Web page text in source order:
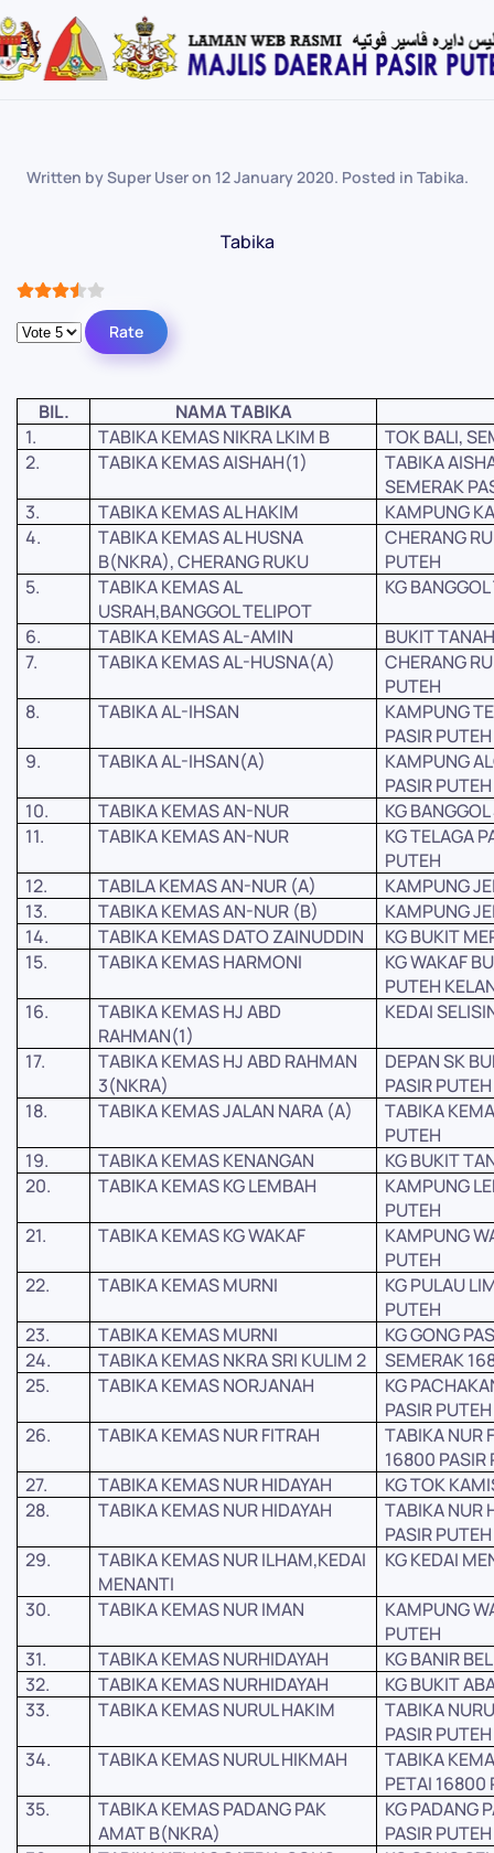
Skip
Written by Super User on 12 January 2020. Posted in Tabika.
Tabika
User Rating:
Please Rate
BIL.
NAMA TABIKA
1.
TABIKA KEMAS NIKRA LKIM B
TOK BALI,
2.
TABIKA KEMAS AISHAH(1)
TABIKA
SEMERAK
3.
TABIKA KEMAS AL HAKIM
KAMPUNG
4.
TABIKA KEMAS AL HUSNA
B(NKRA), CHERANG RUKU
CHERANG
PUTEH
5.
TABIKA KEMAS AL
USRAH,BANGGOL TELIPOT
KG
6. TABIKA KEMAS AL-AMIN
BUKIT
7.
TABIKA KEMAS AL-HUSNA(A)
CHERANG
PUTEH
8.
TABIKA AL-IHSAN
KAMPUNG
PASIR PUTEH
9.
TABIKA AL-IHSAN(A)
KAMPUNG
PASIR PUTEH
10.
TABIKA KEMAS AN-NUR
KG
11.
TABIKA KEMAS AN-NUR
KG TELAGA
PUTEH
12.
TABILA KEMAS AN-NUR (A)
KAMPUNG
13.
TABIKA KEMAS AN-NUR (B)
KAMPUNG
14.
TABIKA KEMAS DATO ZAINUDDIN
KG BUKIT
15.
TABIKA KEMAS HARMONI
KG WAKAF
PUTEH
16.
TABIKA KEMAS HJ ABD
RAHMAN(1)
KEDAI
17.
TABIKA KEMAS HJ ABD RAHMAN
3(NKRA)
DEPAN SK
PASIR PUTEH
18.
TABIKA KEMAS JALAN NARA (A)
TABIKA
PUTEH
19.
TABIKA KEMAS KENANGAN
KG BUKIT
20.
TABIKA KEMAS KG LEMBAH
KAMPUNG
PUTEH
21.
TABIKA KEMAS KG WAKAF
KAMPUNG
PUTEH
22.
TABIKA KEMAS MURNI
KG PULAU
PUTEH
23.
TABIKA KEMAS MURNI
KG GONG
24.
TABIKA KEMAS NKRA SRI KULIM 2
SEMERAK
25.
TABIKA KEMAS NORJANAH
KG
PASIR PUTEH
26.
TABIKA KEMAS NUR FITRAH
TABIKA NUR
16800 PASIR
27.
TABIKA KEMAS NUR HIDAYAH
KG TOK
28.
TABIKA KEMAS NUR HIDAYAH
TABIKA NUR
PASIR PUTEH
29.
TABIKA KEMAS NUR ILHAM,KEDAI
MENANTI
KG KEDAI
30. TABIKA KEMAS NUR IMAN
KAMPUNG
PUTEH
31.
TABIKA KEMAS NURHIDAYAH
KG BANIR
32.
TABIKA KEMAS NURHIDAYAH
KG BUKIT
33.
TABIKA KEMAS NURUL HAKIM
TABIKA
PASIR
34.
TABIKA KEMAS NURUL HIKMAH
TABIKA
PETAI 16800
35.
TABIKA KEMAS PADANG PAK
AMAT B(NKRA)
KG PADANG
PASIR PUTEH